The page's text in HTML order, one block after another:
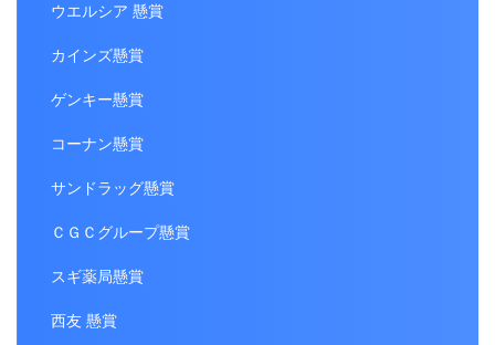
ウエルシア 懸賞
カインズ懸賞
ゲンキー懸賞
コーナン懸賞
サンドラッグ懸賞
ＣＧＣグループ懸賞
スギ薬局懸賞
西友 懸賞